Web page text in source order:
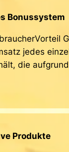
Bonussystem
jedes
die
Produkte